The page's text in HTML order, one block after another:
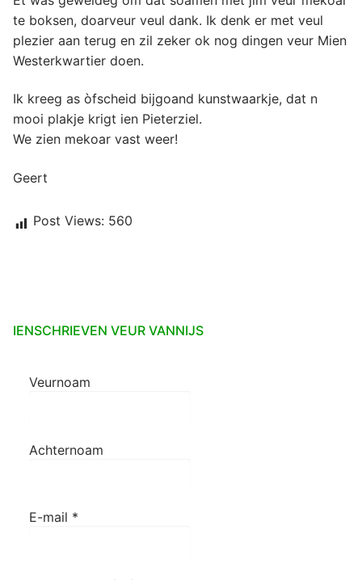
te boksen, doarveur veul dank. Ik denk er met veul
plezier aan terug en zil zeker ok nog dingen veur Mien
Westerkwartier doen.
Ik kreeg as òfscheid bijgoand kunstwaarkje, dat n
mooi plakje krigt ien Pieterziel.
We zien mekoar vast weer!
Geert
Post Views: 560
IENSCHRIEVEN VEUR VANNIJS
Veurnoam
Achternoam
E-mail *